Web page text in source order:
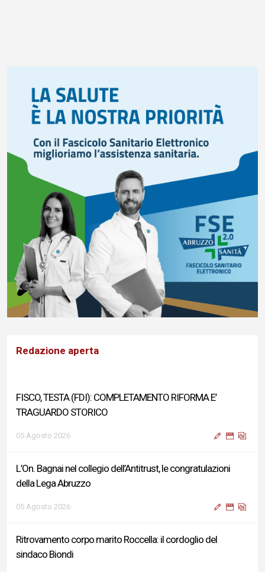
Redazione aperta
FISCO, TESTA (FDI): COMPLETAMENTO RIFORMA E’
TRAGUARDO STORICO
05 Agosto 2026
L’On. Bagnai nel collegio dell’Antitrust, le congratulazioni
della Lega Abruzzo
05 Agosto 2026
Ritrovamento corpo marito Roccella: il cordoglio del
sindaco Biondi